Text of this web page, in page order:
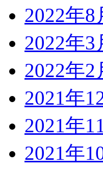
2022年8
2022年3
2022年2
2021年
2021年
2021年